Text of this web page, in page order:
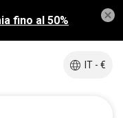
fino al 50%
IT - €